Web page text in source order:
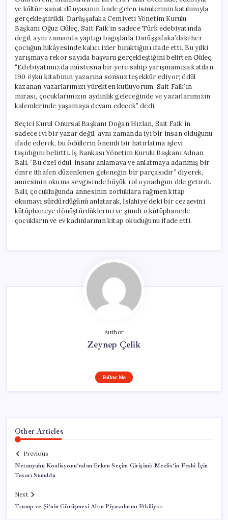
ve kültür-sanat dünyasının önde gelen isimlerinin katılımıyla
gerçekleştirildi. Darüşşafaka Cemiyeti Yönetim Kurulu
Başkanı Oğuz Güleç, Sait Faik’in sadece Türk edebiyatında
değil, aynı zamanda yaptığı bağışlarla Darüşşafaka’daki her
çocuğun hikâyesinde kalıcı izler bıraktığını ifade etti. Bu yılki
yarışmaya rekor sayıda başvuru gerçekleştiğini belirten Güleç,
“Edebiyatımızda müstesna bir yere sahip yarışmamıza katılan
190 öykü kitabının yazarına sonsuz teşekkür ediyor; ödül
kazanan yazarlarımızı yürekten kutluyorum. Sait Faik’in
mirası, çocuklarımızın aydınlık geleceğinde ve yazarlarımızın
kalemlerinde yaşamaya devam edecek” dedi.
Seçici Kurul Onursal Başkanı Doğan Hızlan, Sait Faik’in
sadece iyi bir yazar değil, aynı zamanda iyi bir insan olduğunu
ifade ederek, bu ödüllerin önemli bir hatırlatma işlevi
taşıdığını belirtti. İş Bankası Yönetim Kurulu Başkanı Adnan
Bali, “Bu özel ödül, insanı anlamaya ve anlatmaya adanmış bir
ömre ithafen düzenlenen geleneğin bir parçasıdır” diyerek,
annesinin okuma sevgisinde büyük rol oynadığını dile getirdi.
Bali, çocukluğunda annesinin zorluklara rağmen kitap
okumayı sürdürdüğünü anlatarak, İslahiye’deki bir cezaevini
kütüphaneye dönüştürdüklerini ve şimdi o kütüphanede
çocukların ve ev kadınlarının kitap okuduğunu ifade etti.
Author
Zeynep Çelik
Follow Me
Other Articles
Previous
Netanyahu Koalisyonu’ndan Erken Seçim Girişimi: Meclis’in Feshi İçin
Tasarı Sunuldu
Next
Trump ve Şi’nin Görüşmesi Altın Piyasalarını Etkiliyor